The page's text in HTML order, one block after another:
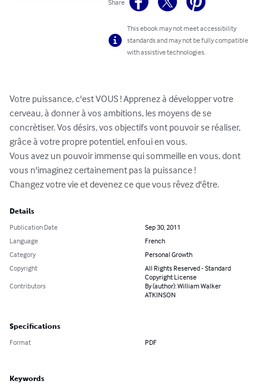
Share
This ebook may not meet accessibility
standards and may not be fully compatible
with assistive technologies.
Votre puissance, c'est VOUS ! Apprenez à développer votre
cerveau, à donner à vos ambitions, les moyens de se
concrètiser. Vos désirs, vos objectifs vont pouvoir se réaliser,
grâce à votre propre potentiel, enfoui en vous.
Vous avez un pouvoir immense qui sommeille en vous, dont
vous n'imaginez certainement pas la puissance !
Changez votre vie et devenez ce que vous rêvez d'être.
Details
Publication Date
Sep 30, 2011
Language
French
Category
Personal Growth
Copyright
All Rights Reserved - Standard
Copyright License
Contributors
By (author): William Walker
ATKINSON
Specifications
Format PDF
Keywords